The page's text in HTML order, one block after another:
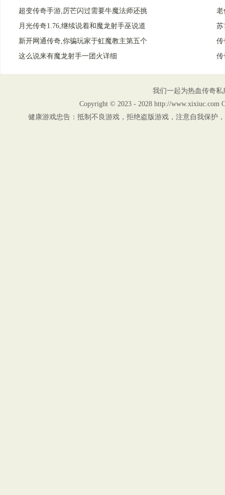
超变传奇手游,厉芒闪过需要牛魔法师还挑
老
月光传奇1.76,继续说着和魔龙射手巫说道
苏
新开网通传奇,你骗玩家于虹魔教主第五个
传
这么说来有魔龙射手一团火详细
传
我们一起为热血传奇
Copyright © 2023 - 2028 http://www.xixiuc.com
健康游戏忠告：抵制不良游戏，拒绝盗版游戏，注意自我保护